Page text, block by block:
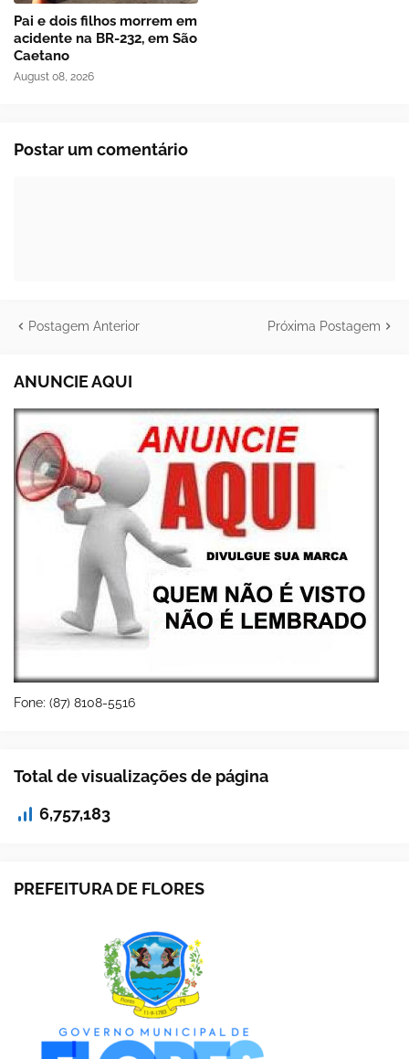
Pai e dois filhos morrem em
acidente na BR-232, em São
Caetano
August 08, 2026
Postar um comentário
Postagem Anterior Próxima Postagem
ANUNCIE AQUI
Fone: (87) 8108-5516
Total de visualizações de página
6,757,183
PREFEITURA DE FLORES